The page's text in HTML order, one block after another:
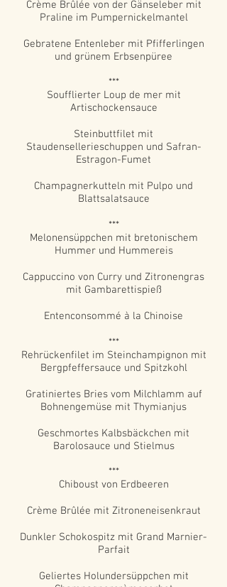
Crème Brûlée von der Gänseleber mit
Praline im Pumpernickelmantel
Gebratene Entenleber mit Pfifferlingen
und grünem Erbsenpüree
***
Soufflierter Loup de mer mit
Artischockensauce
Steinbuttfilet mit
Staudensellerieschuppen und Safran-
Estragon-Fumet
Champagnerkutteln mit Pulpo und
Blattsalatsauce
***
Melonensüppchen mit bretonischem
Hummer und Hummereis
Cappuccino von Curry und Zitronengras
mit Gambarettispieß
Entenconsommé à la Chinoise
***
Rehrückenfilet im Steinchampignon mit
Bergpfeffersauce und Spitzkohl
Gratiniertes Bries vom Milchlamm auf
Bohnengemüse mit Thymianjus
Geschmortes Kalbsbäckchen mit
Barolosauce und Stielmus
***
Chiboust von Erdbeeren
Crème Brûlée mit Zitroneneisenkraut
Dunkler Schokospitz mit Grand Marnier-
Parfait
Geliertes Holundersüppchen mit